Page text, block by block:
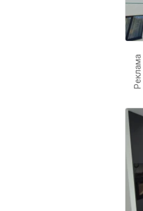
Реклама